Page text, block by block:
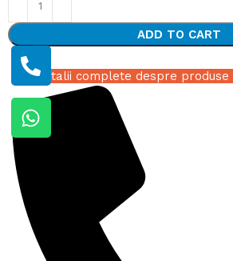
ADD TO CART
Detalii complete despre produse